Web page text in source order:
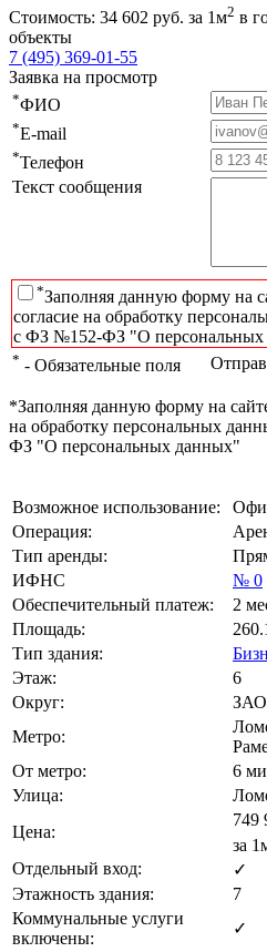
Стоимость: 34 602 руб. за 1м2 в
объекты
7 (495) 369-01-55
Заявка на просмотр
*ФИО
*E-mail
*Телефон
Текст сообщения
*Заполняя данную форму на
согласие на обработку
с ФЗ №152-ФЗ "О персональных
* - Обязательные поля
*Заполняя данную форму на
на обработку персональных
ФЗ "О персональных данных"
Возможное использование:
Операция:
Тип аренды:
ИФНС
№ 0
Обеспечительный платеж:
2
Площадь:
Тип здания:
Этаж:
6
Округ:
ЗАО
Метро:
От метро:
6
Улица:
Цена:
749
за
Отдельный вход:
✓
Этажность здания:
7
Коммунальные услуги
включены:
✓